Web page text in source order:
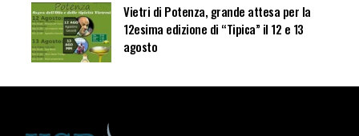
Vietri di Potenza, grande attesa per la
12esima edizione di “Tipica” il 12 e 13
agosto